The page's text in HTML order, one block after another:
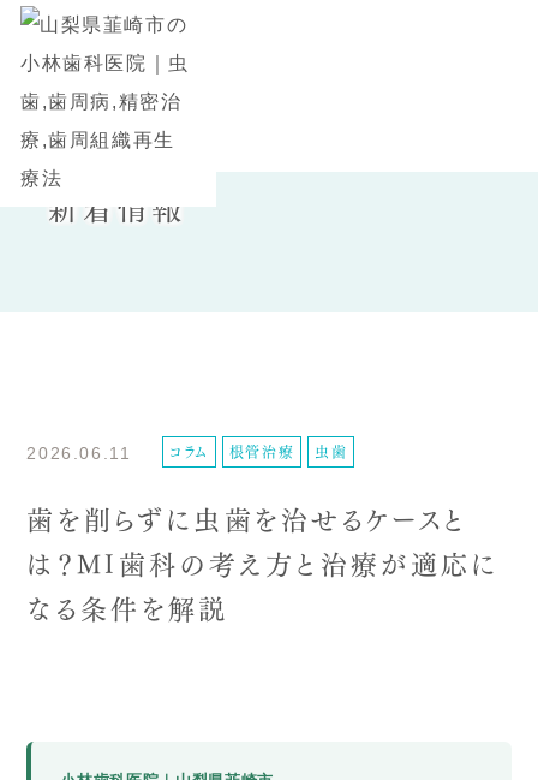
新着情報
2026.06.11 コラム 根管治療 虫歯
歯を削らずに虫歯を治せるケースと
は？MI歯科の考え方と治療が適応に
なる条件を解説